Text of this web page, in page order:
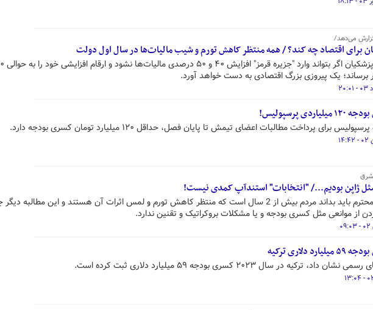
می‌دهد/
برای اقتصاد چه کند؟ / همه منتظر کاهش تورم و شیب مالیات‌ها در سال اول دولت
برساند؛ یک پیروزی بزرگ اقتصادی به دست خواهد آورد.
پرسپولیس!
برای پرداخت مطالبات اعضای تیمش تا پایان فصل، حداقل ۱۲۰ میلیارد تومان کسری بودجه دارد.
ژاپن بودیم.../ "انتخابات" استندآپ کمدی نیست!
دولت محترم باید بداند مردم بیش از 2 سال است که منتظر کاهش تورم و لمس اثرات آن هستند و این مطالبه
از موانعی مثل کسری بودجه و یا مشکلات بروکراتیک و تقنین ندارد.
دلاری ترکیه
داد، ترکیه در سال ۲۰۲۳ کسری بودجه ۵۹ میلیارد دلاری ثبت کرده است.